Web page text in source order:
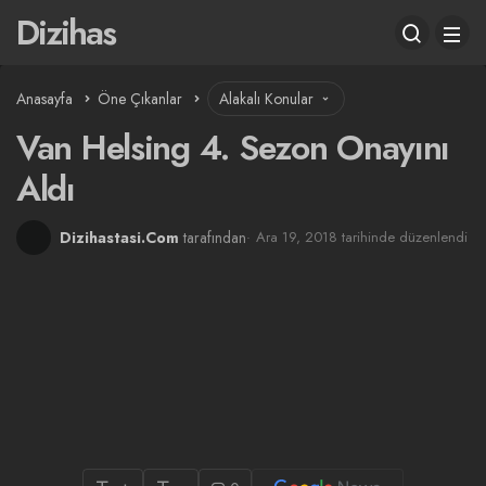
Dizihas
Anasayfa Öne Çıkanlar Alakalı Konular
Van Helsing 4. Sezon Onayını
Aldı
Dizihastasi.Com tarafından Ara 19, 2018 tarihinde düzenlendi